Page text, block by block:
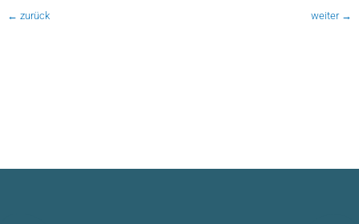
← zurück weiter →